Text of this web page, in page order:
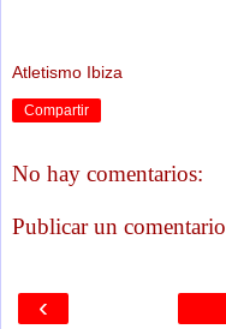
Atletismo Ibiza
Compartir
No hay comentarios:
Publicar un comentario
‹